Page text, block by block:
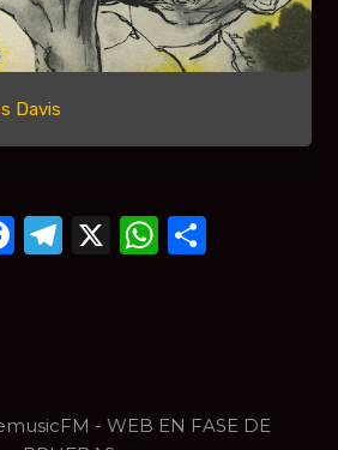
Davis
Facebook
Telegram
X
- WEB EN FASE DE